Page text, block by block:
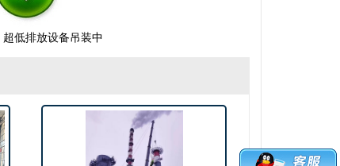
超低排放设备吊装中